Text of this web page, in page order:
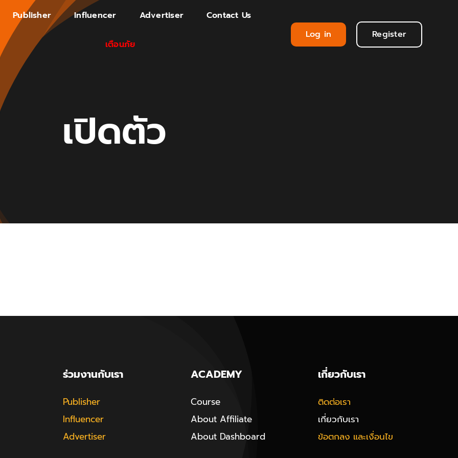
Publisher Influencer Advertiser Contact Us
เตือนภัย
Log in Register
เปิดตัว
ร่วมงานกับเรา
Publisher
Influencer
Advertiser
ACADEMY
Course
About Affiliate
About Dashboard
เกี่ยวกับเรา
ติดต่อเรา
เกี่ยวกับเรา
ข้อตกลง และเงื่อนไข